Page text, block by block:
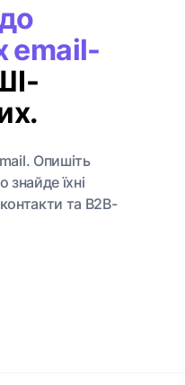
email-
Опишіть
знайде їхні
та B2B-